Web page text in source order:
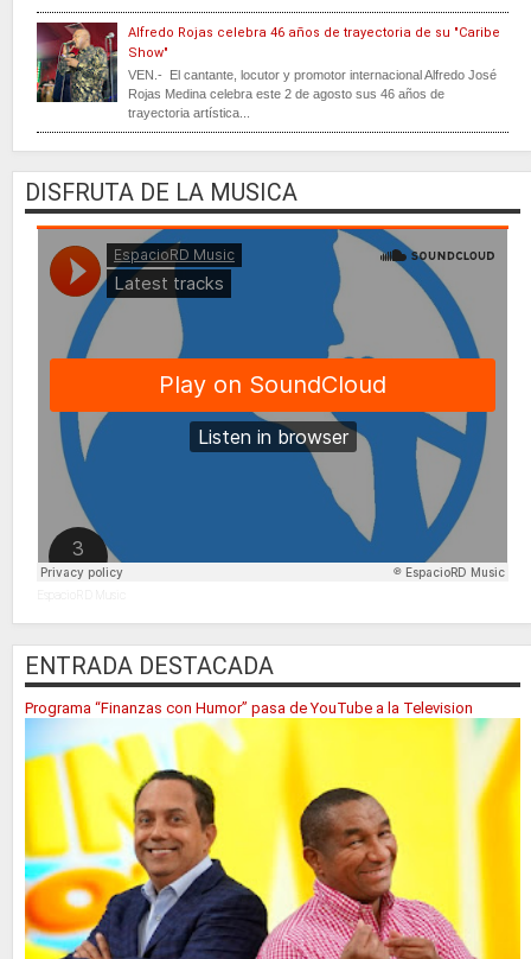
Alfredo Rojas celebra 46 años de trayectoria de su "Caribe
Show"
VEN.- El cantante, locutor y promotor internacional Alfredo José
Rojas Medina celebra este 2 de agosto sus 46 años de
trayectoria artística...
DISFRUTA DE LA MUSICA
EspacioRD Music
ENTRADA DESTACADA
Programa “Finanzas con Humor” pasa de YouTube a la Television